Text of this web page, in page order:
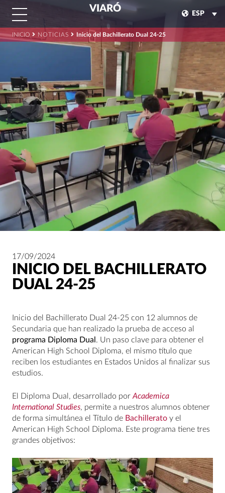
VIARÓ
ESP
INICIO NOTICIAS Inicio del Bachillerato Dual 24-25
17/09/2024
INICIO DEL BACHILLERATO
DUAL 24-25
Inicio del Bachillerato Dual 24-25 con 12 alumnos de
Secundaria que han realizado la prueba de acceso al
programa Diploma Dual . Un paso clave para obtener el
American High School Diploma, el mismo título que
reciben los estudiantes en Estados Unidos al finalizar sus
estudios.
El Diploma Dual, desarrollado por Academica
International Studies, permite a nuestros alumnos obtener
de forma simultánea el Título de Bachillerato y el
American High School Diploma. Este programa tiene tres
grandes objetivos: